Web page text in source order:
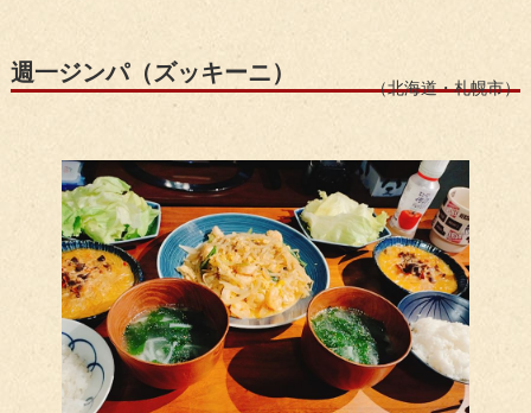
週一ジンパ（ズッキーニ）
（北海道・札幌市）